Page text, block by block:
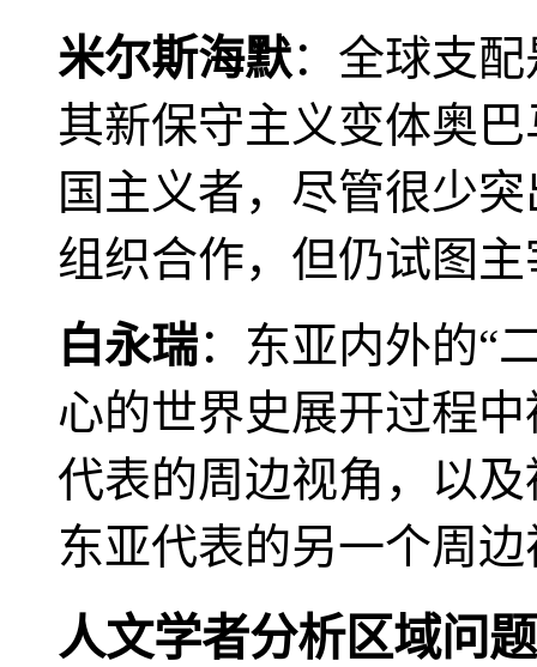
米尔斯海默：全球支
其新保守主义变体奥
国主义者，尽管很少
组织合作，但仍试图
白永瑞：东亚内外的“
心的世界史展开过程
代表的周边视角，以
东亚代表的另一个周
人文学者分析区域问题